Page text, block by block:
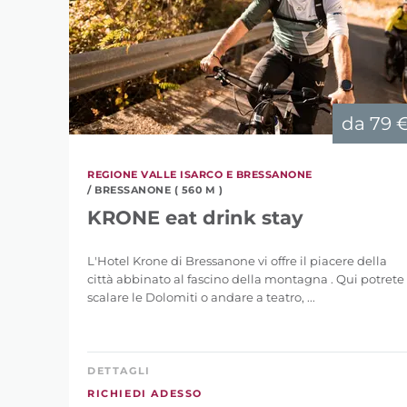
da 79
REGIONE VALLE ISARCO E BRESSANONE
/ BRESSANONE ( 560 M )
KRONE eat drink stay
L'Hotel Krone di Bressanone vi offre il piacere della
città abbinato al fascino della montagna . Qui potrete
scalare le Dolomiti o andare a teatro, ...
DETTAGLI
RICHIEDI ADESSO